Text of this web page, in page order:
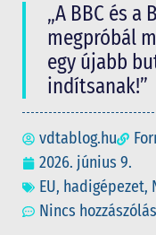
„A BBC és
megpróbál
egy újabb
indítsanak!”
vdtablog.hu
2026. június 9.
EU, hadigépezet,
Nincs hozzászólás